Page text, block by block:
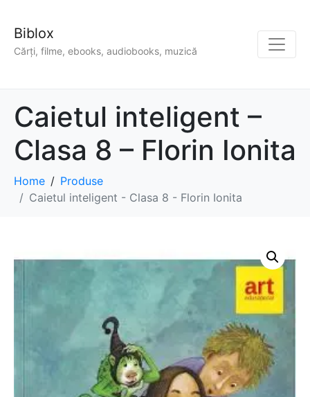
Biblox
Cărți, filme, ebooks, audiobooks, muzică
Caietul inteligent –
Clasa 8 – Florin Ionita
Home
Produse
Caietul inteligent - Clasa 8 - Florin Ionita